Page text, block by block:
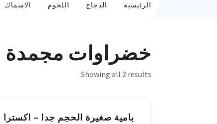
الرئيسية الدجاج اللحوم الاسماك
خضراوات مجمدة
Showing all 2 results
بامية صغيرة الحجم جدا – اكسترا